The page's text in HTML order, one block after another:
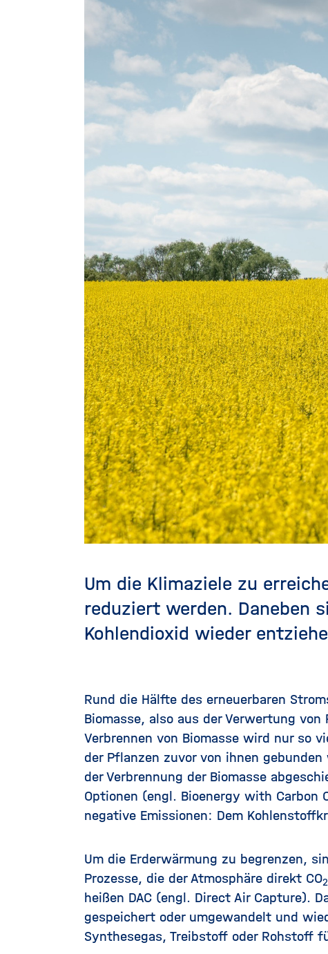
Um die Klimaziele zu
reduziert werden. Daneben
Kohlendioxid wieder
Rund die Hälfte des erneuerbaren
Biomasse, also aus der Verwertung
Verbrennen von Biomasse wird nur so
der Pflanzen zuvor von ihnen
der Verbrennung der Biomasse
Optionen (engl. Bioenergy with Carbon
negative Emissionen: Dem
Um die Erderwärmung zu begrenzen,
Prozesse, die der Atmosphäre direkt CO2
heißen DAC (engl. Direct Air Capture).
gespeichert oder umgewandelt und
Synthesegas, Treibstoff oder Rohstoff